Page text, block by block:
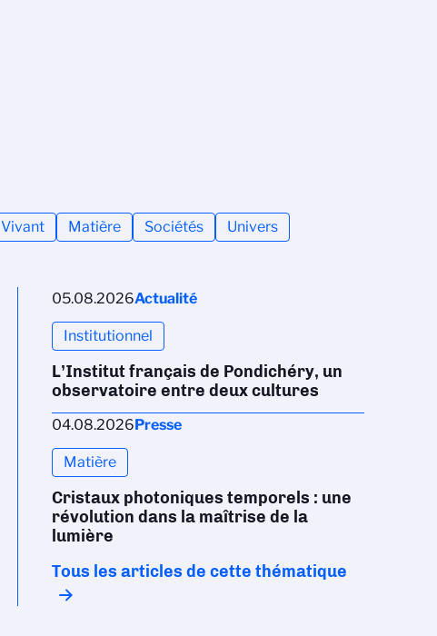
Vivant Matière Sociétés Univers
05.08.2026Actualité
Institutionnel
L’Institut français de Pondichéry, un
observatoire entre deux cultures
04.08.2026Presse
Matière
Cristaux photoniques temporels : une
révolution dans la maîtrise de la
lumière
Tous les articles de cette thématique